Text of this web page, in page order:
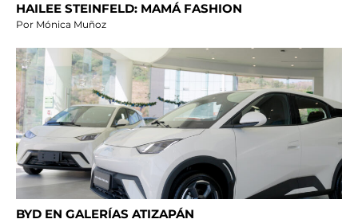
HAILEE STEINFELD: MAMÁ FASHION
Por Mónica Muñoz
BYD EN GALERÍAS ATIZAPÁN